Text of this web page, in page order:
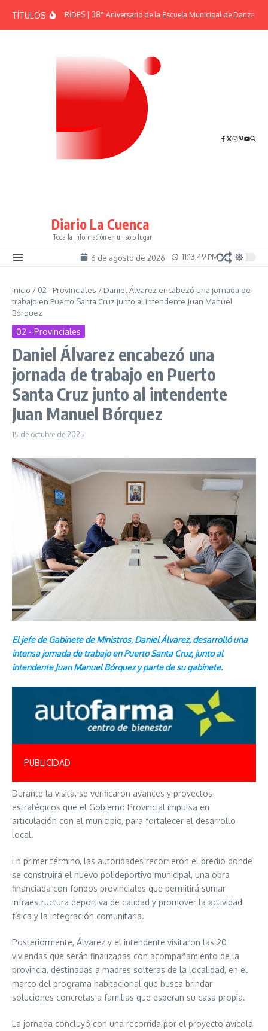
TÍTULOSEFEMÉRIDES | 38° Aniversario de la Escuela Municipal de Danzas “El
Diario La Cuenca
Toda la Información en un solo lugar
6 de agosto de 2026 11:13:50 PM
Inicio / 02 - Provinciales / Daniel Álvarez encabezó una jornada de
trabajo en Puerto Santa Cruz junto al intendente Juan Manuel
Bórquez
02 - Provinciales
Daniel Álvarez encabezó una
jornada de trabajo en Puerto
Santa Cruz junto al intendente
Juan Manuel Bórquez
15 de octubre de 2025
El jefe de Gabinete de Ministros, Daniel Álvarez, desarrolló una
intensa jornada de trabajo en Puerto Santa Cruz, junto al
intendente Juan Manuel Bórquez y parte de su gabinete.
PUBLICIDAD
Durante la visita, se verificaron avances y proyectos
estratégicos que el Gobierno Provincial impulsa en
articulación con el municipio, para fortalecer el desarrollo
local.
En primer término, las autoridades recorrieron el predio donde
se construirá el nuevo polideportivo municipal, una obra
financiada con fondos provinciales que permitirá sumar
infraestructura deportiva de calidad y promover la actividad
física y la integración comunitaria.
Posteriormente, Álvarez y el intendente visitaron las 20
viviendas que serán finalizadas con acompañamiento de la
provincia, destinadas a madres solteras de la localidad, en el
marco del programa habitacional que busca brindar
soluciones concretas a familias que esperan su casa propia.
La jornada concluyó con una recorrida por el proyecto avícola